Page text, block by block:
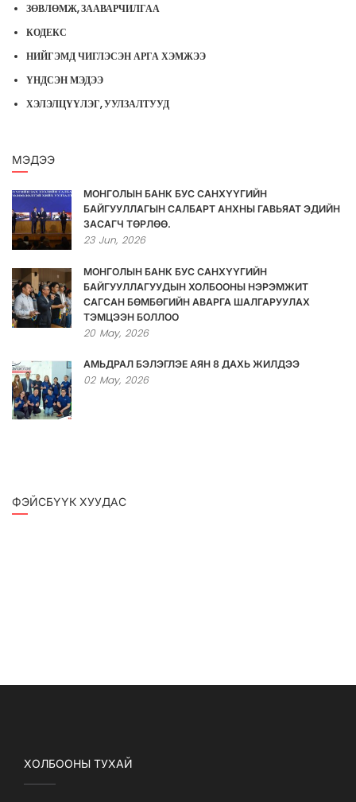
ЗӨВЛӨМЖ, ЗААВАРЧИЛГАА
КОДЕКС
НИЙГЭМД ЧИГЛЭСЭН АРГА ХЭМЖЭЭ
ҮНДСЭН МЭДЭЭ
ХЭЛЭЛЦҮҮЛЭГ, УУЛЗАЛТУУД
МЭДЭЭ
МОНГОЛЫН БАНК БУС САНХҮҮГИЙН
БАЙГУУЛЛАГЫН САЛБАРТ АНХНЫ ГАВЬЯАТ ЭДИЙН
ЗАСАГЧ ТӨРЛӨӨ.
23 Jun, 2026
МОНГОЛЫН БАНК БУС САНХҮҮГИЙН
БАЙГУУЛЛАГУУДЫН ХОЛБООНЫ НЭРЭМЖИТ
САГСАН БӨМБӨГИЙН АВАРГА ШАЛГАРУУЛАХ
ТЭМЦЭЭН БОЛЛОО
20 May, 2026
АМЬДРАЛ БЭЛЭГЛЭЕ АЯН 8 ДАХЬ ЖИЛДЭЭ
02 May, 2026
ФЭЙСБҮҮК ХУУДАС
ХОЛБООНЫ ТУХАЙ